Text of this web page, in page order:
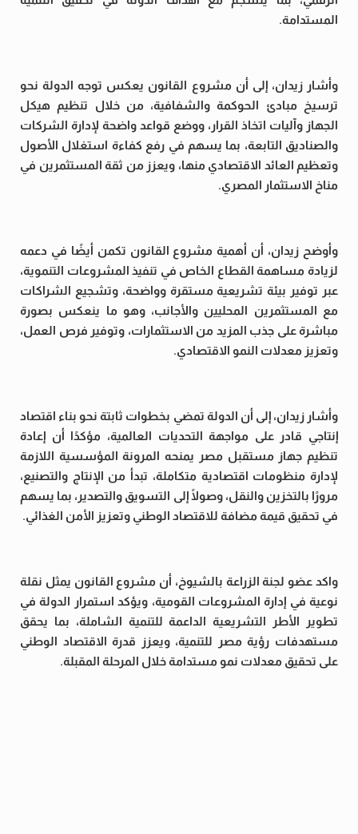
المستدامة.
وأشار زيدان، إلى أن مشروع القانون يعكس توجه الدولة نحو
ترسيخ مبادئ الحوكمة والشفافية، من خلال تنظيم هيكل
الجهاز وآليات اتخاذ القرار، ووضع قواعد واضحة لإدارة الشركات
والصناديق التابعة، بما يسهم في رفع كفاءة استغلال الأصول
وتعظيم العائد الاقتصادي منها، ويعزز من ثقة المستثمرين في
مناخ الاستثمار المصري.
وأوضح زيدان، أن أهمية مشروع القانون تكمن أيضًا في دعمه
لزيادة مساهمة القطاع الخاص في تنفيذ المشروعات التنموية،
عبر توفير بيئة تشريعية مستقرة وواضحة، وتشجيع الشراكات
مع المستثمرين المحليين والأجانب، وهو ما ينعكس بصورة
مباشرة على جذب المزيد من الاستثمارات، وتوفير فرص العمل،
وتعزيز معدلات النمو الاقتصادي.
وأشار زيدان، إلى أن الدولة تمضي بخطوات ثابتة نحو بناء اقتصاد
إنتاجي قادر على مواجهة التحديات العالمية، مؤكدًا أن إعادة
تنظيم جهاز مستقبل مصر يمنحه المرونة المؤسسية اللازمة
لإدارة منظومات اقتصادية متكاملة، تبدأ من الإنتاج والتصنيع،
مرورًا بالتخزين والنقل، وصولًا إلى التسويق والتصدير، بما يسهم
في تحقيق قيمة مضافة للاقتصاد الوطني وتعزيز الأمن الغذائي.
واكد عضو لجنة الزراعة بالشيوخ، أن مشروع القانون يمثل نقلة
نوعية في إدارة المشروعات القومية، ويؤكد استمرار الدولة في
تطوير الأطر التشريعية الداعمة للتنمية الشاملة، بما يحقق
مستهدفات رؤية مصر للتنمية، ويعزز قدرة الاقتصاد الوطني
على تحقيق معدلات نمو مستدامة خلال المرحلة المقبلة.